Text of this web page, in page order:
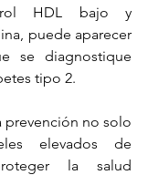
HDL bajo y
puede aparecer
se diagnostique
tipo 2.
prevención no solo
elevados de
la salud